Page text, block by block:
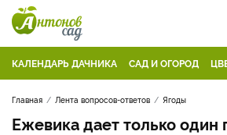
КАЛЕНДАРЬ ДАЧНИКА САД И ОГОРОД
Главная Лента вопросов-ответов Ягоды
Ежевика дает только один